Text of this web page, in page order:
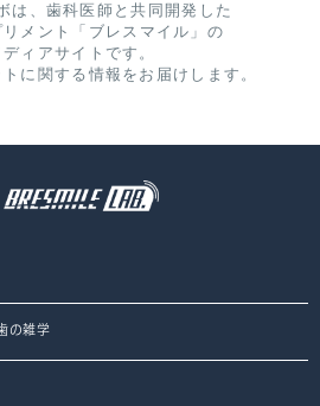
は、歯科医師と共同開発した
メント「ブレスマイル」の
ィアサイトです。
に関する情報をお届けします。
の雑学